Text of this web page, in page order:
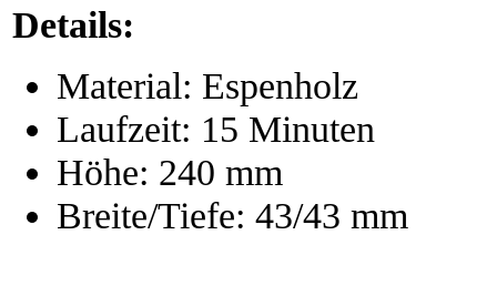
Details:
Material: Espenholz
Laufzeit: 15 Minuten
Höhe: 240 mm
Breite/Tiefe: 43/43 mm